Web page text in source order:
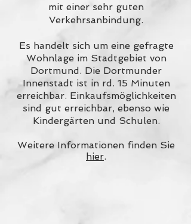
mit einer sehr guten
Verkehrsanbindung.
Es handelt sich um eine gefragte
Wohnlage im Stadtgebiet von
Dortmund. Die Dortmunder
Innenstadt ist in rd. 15 Minuten
erreichbar. Einkaufsmöglichkeiten
sind gut erreichbar, ebenso wie
Kindergärten und Schulen.
Weitere Informationen finden Sie
hier.